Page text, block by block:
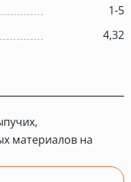
1-5
4,32
материалов на